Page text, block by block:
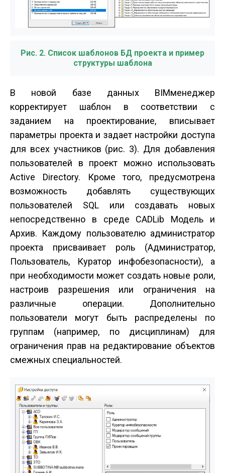
Рис. 2. Список шаблонов БД проекта и пример
структуры шаблона
В новой базе данных BIM­менеджер
корректирует шаблон в соответствии с
заданием на проектирование, вписывает
параметры проекта и задает настройки доступа
для всех участников (рис. 3). Для добавления
пользователей в проект можно использовать
Active Directory. Кроме того, предусмотрена
возможность добавлять существующих
пользователей SQL или создавать новых
непосредственно в среде CADLib Модель и
Архив. Каждому пользователю администратор
проекта присваивает роль (Администратор,
Пользователь, Куратор инфобезопасности), а
при необходимости может создать новые роли,
настроив разрешения или ограничения на
различные операции. Дополнительно
пользователи могут быть распределены по
группам (например, по дисциплинам) для
ограничения прав на редактирование объектов
смежных специальностей.